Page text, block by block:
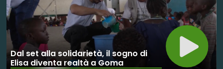
Dal set alla solidarietà, il sogno di
Elisa diventa realtà a Goma